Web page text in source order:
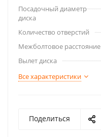
Посадочный диаметр
диска
Количество отверстий
Межболтовое расстояние
Вылет диска
Все характеристики
Поделиться